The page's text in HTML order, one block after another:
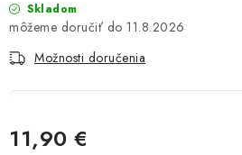
Skladom
11.8.2026
Možnosti doručenia
11,90 €